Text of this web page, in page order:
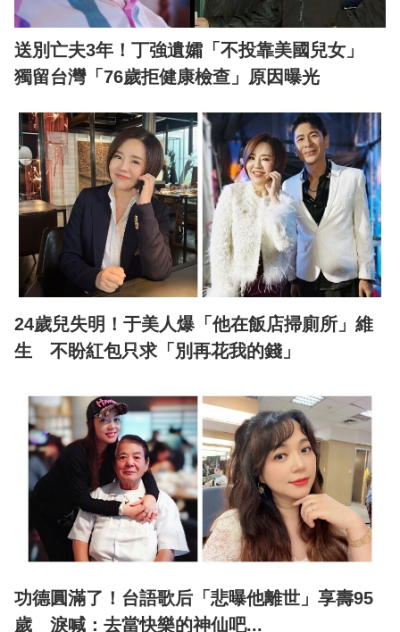
送別亡夫3年！丁強遺孀「不投靠美國兒女」
獨留台灣「76歲拒健康檢查」原因曝光
24歲兒失明！于美人爆「他在飯店掃廁所」維
生 不盼紅包只求「別再花我的錢」
功德圓滿了！台語歌后「悲曝他離世」享壽95
歲 淚喊：去當快樂的神仙吧...